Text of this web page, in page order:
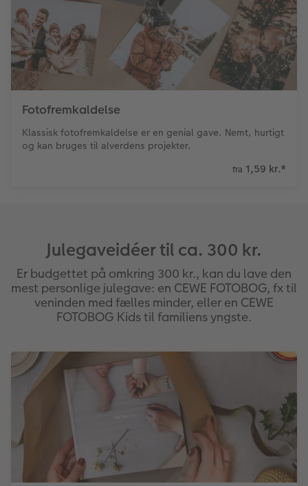
Fotofremkaldelse
Klassisk fotofremkaldelse er en genial gave. Nemt, hurtigt
og kan bruges til alverdens projekter.
fra 1,59 kr.*
Julegaveidéer til ca. 300 kr.
Er budgettet på omkring 300 kr., kan du lave den
mest personlige julegave: en CEWE FOTOBOG, fx til
veninden med fælles minder, eller en CEWE
FOTOBOG Kids til familiens yngste.